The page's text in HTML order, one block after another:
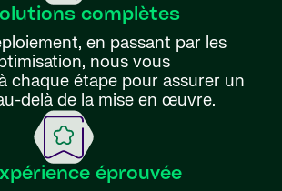
complètes
en passant par les
nous vous
chaque étape pour assurer un
delà de la mise en œuvre.
éprouvée